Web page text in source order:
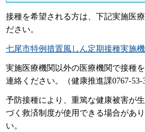
接種を希望される方は、下記実施医
ださい。
七尾市特例措置風しん定期接種実施機
実施医療機関以外の医療機関で接種
連絡ください。（健康推進課0767-53-
予防接種により、重篤な健康被害が
づく救済制度が使用できる場合があ
い。